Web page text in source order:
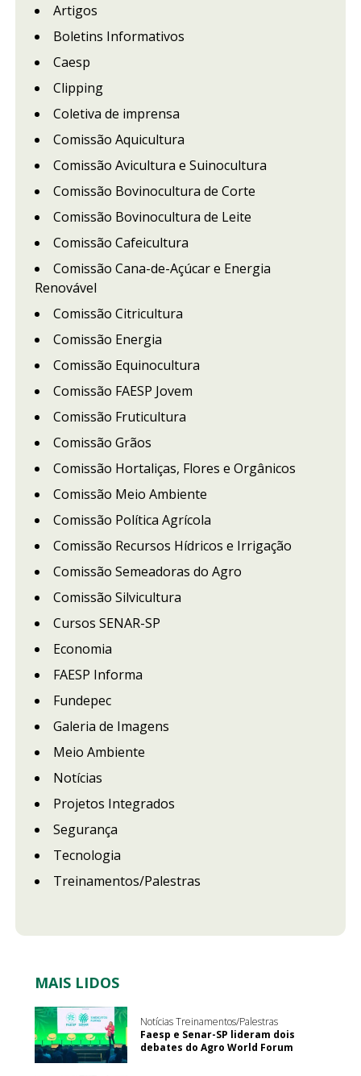
Artigos
Boletins Informativos
Caesp
Clipping
Coletiva de imprensa
Comissão Aquicultura
Comissão Avicultura e Suinocultura
Comissão Bovinocultura de Corte
Comissão Bovinocultura de Leite
Comissão Cafeicultura
Comissão Cana-de-Açúcar e Energia
Renovável
Comissão Citricultura
Comissão Energia
Comissão Equinocultura
Comissão FAESP Jovem
Comissão Fruticultura
Comissão Grãos
Comissão Hortaliças, Flores e Orgânicos
Comissão Meio Ambiente
Comissão Política Agrícola
Comissão Recursos Hídricos e Irrigação
Comissão Semeadoras do Agro
Comissão Silvicultura
Cursos SENAR-SP
Economia
FAESP Informa
Fundepec
Galeria de Imagens
Meio Ambiente
Notícias
Projetos Integrados
Segurança
Tecnologia
Treinamentos/Palestras
MAIS LIDOS
Notícias Treinamentos/Palestras
Faesp e Senar-SP lideram dois
debates do Agro World Forum